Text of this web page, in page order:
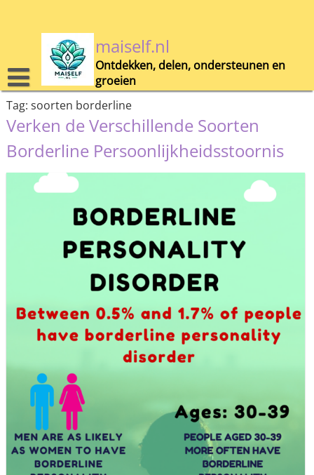
maiself.nl
Ontdekken, delen, ondersteunen en
groeien
Tag: soorten borderline
Verken de Verschillende Soorten
Borderline Persoonlijkheidsstoornis